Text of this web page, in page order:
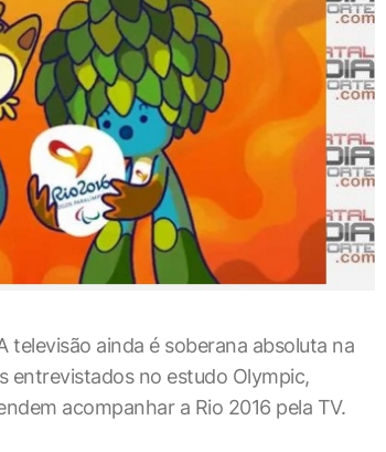
televisão ainda é soberana absoluta na
entrevistados no estudo Olympic,
acompanhar a Rio 2016 pela TV.